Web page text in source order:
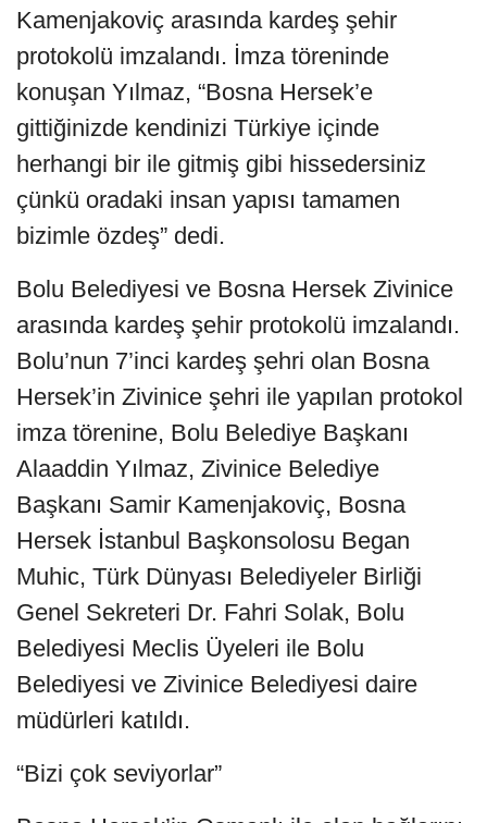
Kamenjakoviç arasında kardeş şehir
protokolü imzalandı. İmza töreninde
konuşan Yılmaz, “Bosna Hersek’e
gittiğinizde kendinizi Türkiye içinde
herhangi bir ile gitmiş gibi hissedersiniz
çünkü oradaki insan yapısı tamamen
bizimle özdeş” dedi.
Bolu Belediyesi ve Bosna Hersek Zivinice
arasında kardeş şehir protokolü imzalandı.
Bolu’nun 7’inci kardeş şehri olan Bosna
Hersek’in Zivinice şehri ile yapılan protokol
imza törenine, Bolu Belediye Başkanı
Alaaddin Yılmaz, Zivinice Belediye
Başkanı Samir Kamenjakoviç, Bosna
Hersek İstanbul Başkonsolosu Began
Muhic, Türk Dünyası Belediyeler Birliği
Genel Sekreteri Dr. Fahri Solak, Bolu
Belediyesi Meclis Üyeleri ile Bolu
Belediyesi ve Zivinice Belediyesi daire
müdürleri katıldı.
“Bizi çok seviyorlar”